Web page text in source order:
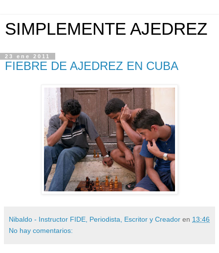
SIMPLEMENTE AJEDREZ
23 ene 2011
FIEBRE DE AJEDREZ EN CUBA
Nibaldo - Instructor FIDE, Periodista, Escritor y Creador en 13:46
No hay comentarios: